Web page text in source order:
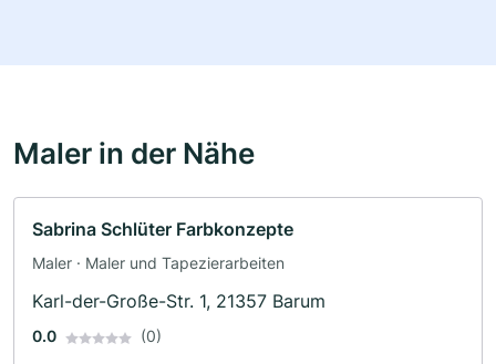
Maler in der Nähe
Sabrina Schlüter Farbkonzepte
Maler · Maler und Tapezierarbeiten
Karl-der-Große-Str. 1, 21357 Barum
0.0 (0)